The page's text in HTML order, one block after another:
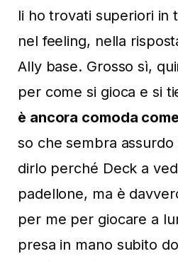
li ho trovati superiori in
nel feeling, nella
Ally base. Grosso sì,
per come si gioca e si
è ancora comoda
so che sembra
dirlo perché Deck a
padellone, ma è
per me per giocare a
presa in mano subito